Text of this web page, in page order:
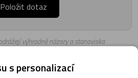
Položit dotaz
výhradně názory a stanoviska
s personalizací